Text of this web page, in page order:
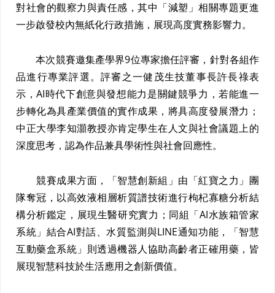
對社會的觀察力與責任感，其中「減塑」相關專題更進
一步啟發校內無紙化行政措施，展現高度實務影響力。
本次競賽邀集產學界9位專家擔任評審，針對各組作
品進行專業評選。評審之一健茂生技董事長許長祿表
示，AI時代下創意與發想能力是關鍵競爭力，若能進一
步轉化為具產業價值的實作成果，將具高度發展潛力；
中正大學李知灝教授亦肯定學生在人文與社會議題上的
深度思考，認為作品兼具學術性與社會回應性。
競賽成果方面，「智慧創新組」由「紅寶之力」團
隊奪冠，以高效液相層析質譜技術進行枸杞寡糖分析結
構分析鑑定，展現生醫研究實力；同組「AI水族箱管家
系統」結合AI對話、水質監測與LINE通知功能，「智慧
互動藥盒系統」則透過機器人協助高齡者正確用藥，皆
展現智慧科技於生活應用之創新價值。